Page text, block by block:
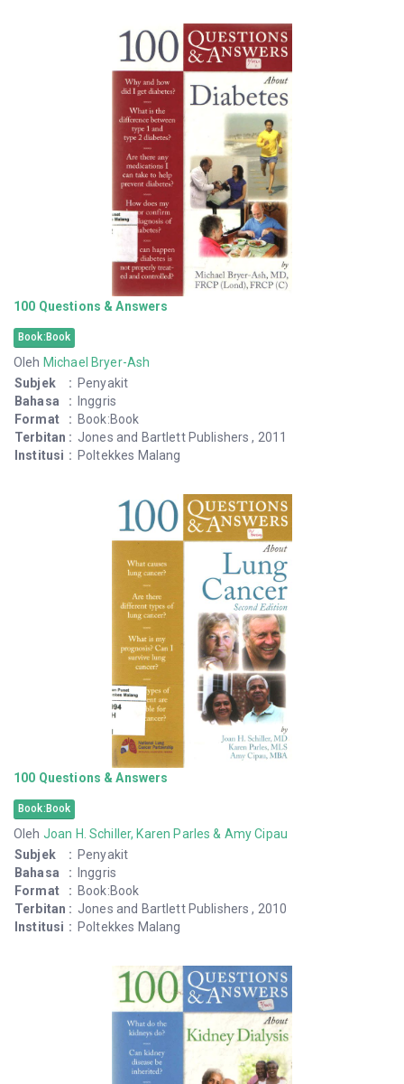
100 Questions & Answers
Book:Book
Oleh Michael Bryer-Ash
Subjek
: Penyakit
Bahasa
:
Inggris
Format
: Book:Book
Terbitan : Jones and Bartlett Publishers , 2011
Institusi : Poltekkes Malang
100 Questions & Answers
Book:Book
Oleh Joan H. Schiller, Karen Parles & Amy Cipau
Subjek
: Penyakit
Bahasa
:
Inggris
Format
: Book:Book
Terbitan : Jones and Bartlett Publishers , 2010
Institusi : Poltekkes Malang